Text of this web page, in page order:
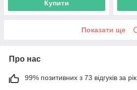
Купити
Показати ще
Про нас
99% позитивних з 73 відгуків за рік